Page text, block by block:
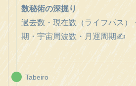
数秘術の深掘り
過去数・現在数（ライフパス）
期・宇宙周波数・月運周期✍️
Tabeiro